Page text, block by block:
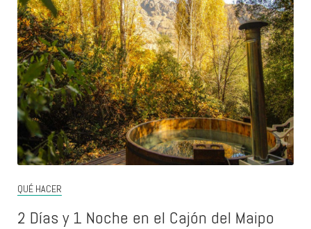
QUÉ HACER
2 Días y 1 Noche en el Cajón del Maipo